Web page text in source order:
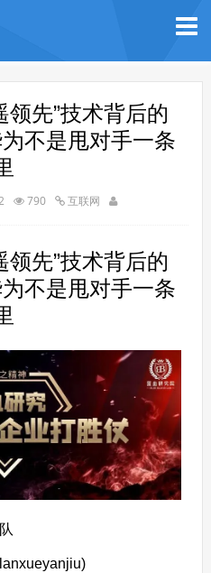
领先”技术背后的
不是甩对手一条
790 互联网
领先”技术背后的
不是甩对手一条